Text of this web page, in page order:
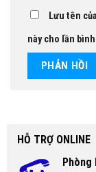
Lưu tên
này cho lần
HỖ TRỢ ONLINE